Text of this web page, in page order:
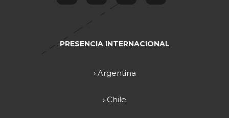
PRESENCIA INTERNACIONAL
› Argentina
› Chile